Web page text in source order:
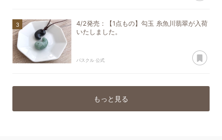
4/2発売：【1点もの】勾玉 糸魚川翡翠が入荷
いたしました。
パスクル 公式
もっと見る